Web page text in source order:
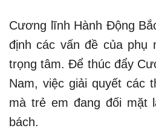
Cương lĩnh Hành Động
định các vấn đề của phụ
trọng tâm. Để thúc đẩy
Nam, việc giải quyết các
mà trẻ em đang đối mặt
bách.